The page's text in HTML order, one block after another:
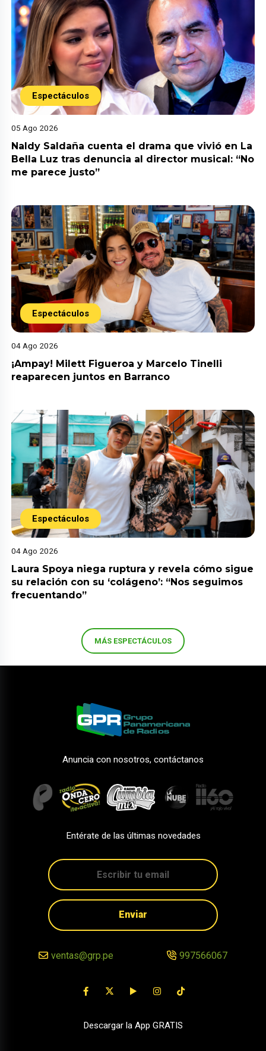
Espectáculos
05 Ago 2026
Naldy Saldaña cuenta el drama que vivió en La
Bella Luz tras denuncia al director musical: “No
me parece justo”
Espectáculos
04 Ago 2026
¡Ampay! Milett Figueroa y Marcelo Tinelli
reaparecen juntos en Barranco
Espectáculos
04 Ago 2026
Laura Spoya niega ruptura y revela cómo sigue
su relación con su ‘colágeno’: “Nos seguimos
frecuentando”
MÁS ESPECTÁCULOS
Anuncia con nosotros, contáctanos
Entérate de las últimas novedades
Enviar
ventas@grp.pe 997566067
Descargar la App GRATIS